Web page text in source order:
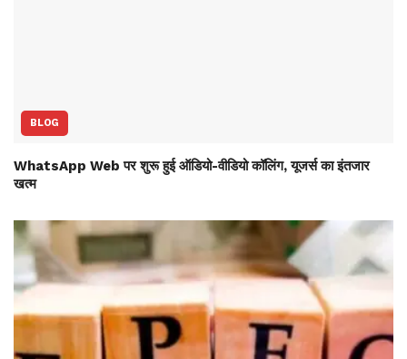
BLOG
WhatsApp Web पर शुरू हुई ऑडियो-वीडियो कॉलिंग, यूजर्स का इंतजार
खत्म